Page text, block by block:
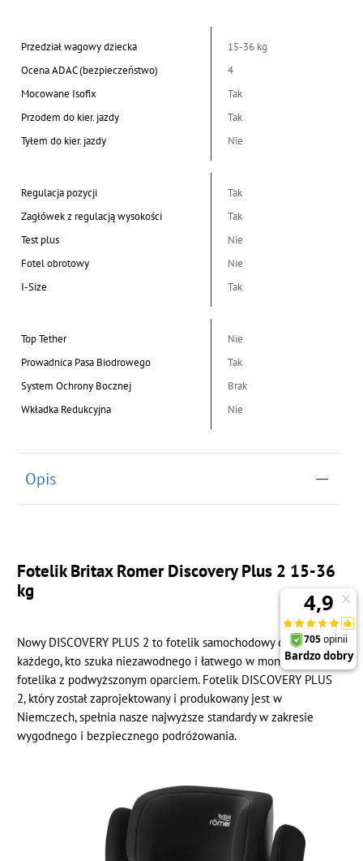
Przedział wagowy dziecka
15-36 kg
Ocena ADAC (bezpieczeństwo)
4
Mocowane Isofix
Tak
Przodem do kier. jazdy
Tak
Tyłem do kier. jazdy
Nie
Regulacja pozycji
Tak
Zagłówek z regulacją wysokości
Tak
Test plus
Nie
Fotel obrotowy
Nie
I-Size
Tak
Top Tether
Nie
Prowadnica Pasa Biodrowego
Tak
System Ochrony Bocznej
Brak
Wkładka Redukcyjna
Nie
Opis
Fotelik Britax Romer Discovery Plus 2 15-36
kg
Nowy DISCOVERY PLUS 2 to fotelik samochodowy dla
każdego, kto szuka niezawodnego i łatwego w montażu
fotelika z podwyższonym oparciem. Fotelik DISCOVERY PLUS
2, który został zaprojektowany i produkowany jest w
Niemczech, spełnia nasze najwyższe standardy w zakresie
wygodnego i bezpiecznego podróżowania.